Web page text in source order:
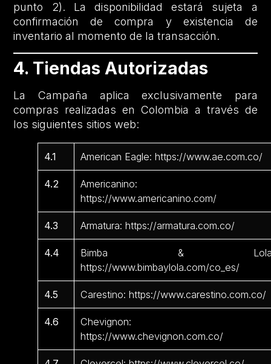
punto 2). La disponibilidad estará sujeta a
confirmación de compra y existencia de
inventario al momento de la transacción.
4. Tiendas Autorizadas
La Campaña aplica exclusivamente para
compras realizadas en Colombia a través de
los siguientes sitios web:
4.1 American Eagle: https://www.ae.com.co/
4.2
Americanino:
https://www.americanino.com/
4.3 Armatura: https://armatura.com.co/
4.4
Bimba &
https://www.bimbaylola.com/co_es/
4.5 Carestino: https://www.carestino.com.co/
4.6
Chevignon:
https://www.chevignon.com.co/